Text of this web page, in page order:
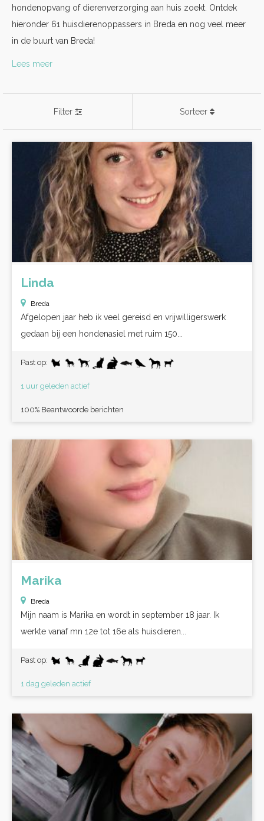
hondenopvang of dierenverzorging aan huis zoekt. Ontdek
hieronder 61 huisdierenoppassers in Breda en nog veel meer
in de buurt van Breda!
Lees meer
Filter Sorteer
Linda
Breda
Afgelopen jaar heb ik veel gereisd en vrijwilligerswerk
gedaan bij een hondenasiel met ruim 150...
Past op:
1 uur geleden actief
100% Beantwoorde berichten
Marika
Breda
Mijn naam is Marika en wordt in september 18 jaar. Ik
werkte vanaf mn 12e tot 16e als huisdieren...
Past op:
1 dag geleden actief